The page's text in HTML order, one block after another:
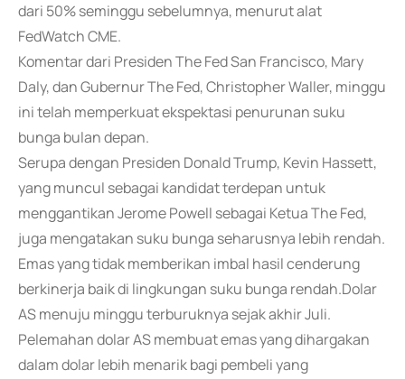
dari 50% seminggu sebelumnya, menurut alat
FedWatch CME.
Komentar dari Presiden The Fed San Francisco, Mary
Daly, dan Gubernur The Fed, Christopher Waller, minggu
ini telah memperkuat ekspektasi penurunan suku
bunga bulan depan.
Serupa dengan Presiden Donald Trump, Kevin Hassett,
yang muncul sebagai kandidat terdepan untuk
menggantikan Jerome Powell sebagai Ketua The Fed,
juga mengatakan suku bunga seharusnya lebih rendah.
Emas yang tidak memberikan imbal hasil cenderung
berkinerja baik di lingkungan suku bunga rendah.Dolar
AS menuju minggu terburuknya sejak akhir Juli.
Pelemahan dolar AS membuat emas yang dihargakan
dalam dolar lebih menarik bagi pembeli yang